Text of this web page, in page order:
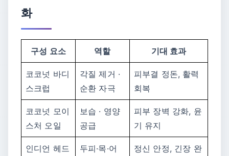
화
구성 요소 역할 기대 효과
코코넛 바디
스크럽
각질 제거 ·
순환 자극
피부결 정돈, 활력
회복
코코넛 모이
스처 오일
보습 · 영양
공급
피부 장벽 강화, 윤
기 유지
인디언 헤드
두피·목·어
정신 안정, 긴장 완